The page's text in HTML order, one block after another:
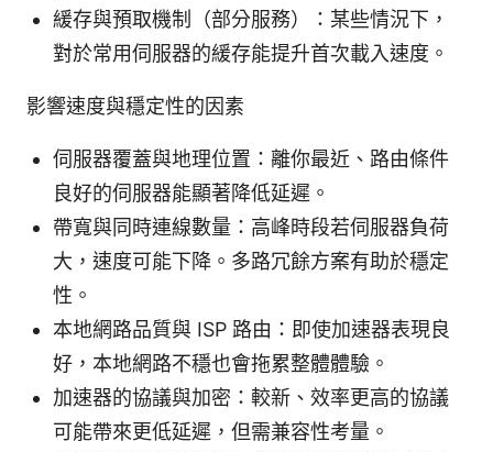
緩存與預取機制（部分服務）：某些情況下，
對於常用伺服器的緩存能提升首次載入速度。
影響速度與穩定性的因素
伺服器覆蓋與地理位置：離你最近、路由條件
良好的伺服器能顯著降低延遲。
帶寬與同時連線數量：高峰時段若伺服器負荷
大，速度可能下降。多路冗餘方案有助於穩定
性。
本地網路品質與 ISP 路由：即使加速器表現良
好，本地網路不穩也會拖累整體體驗。
加速器的協議與加密：較新、效率更高的協議
可能帶來更低延遲，但需兼容性考量。